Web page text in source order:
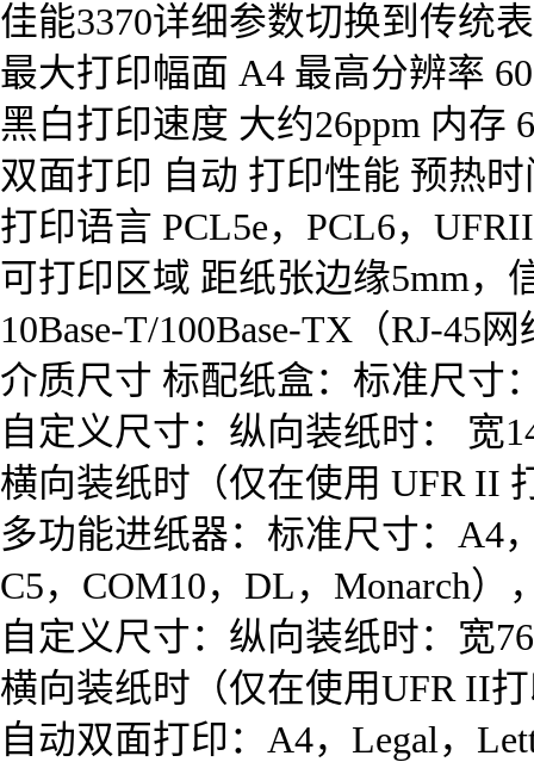
佳能3370详细参数切换到传统
最大打印幅面 A4 最高分辨率
黑白打印速度 大约26ppm 内存
双面打印 自动 打印性能 预热
打印语言 PCL5e，PCL6，UFRII
可打印区域 距纸张边缘5mm，
10Base-T/100Base-TX（RJ-45
介质尺寸 标配纸盒：标准尺寸
自定义尺寸：纵向装纸时： 宽
横向装纸时（仅在使用 UFR II
多功能进纸器：标准尺寸：A4
C5，COM10，DL，Monarch）
自定义尺寸：纵向装纸时：宽
横向装纸时（仅在使用UFR II打
自动双面打印：A4，Legal，